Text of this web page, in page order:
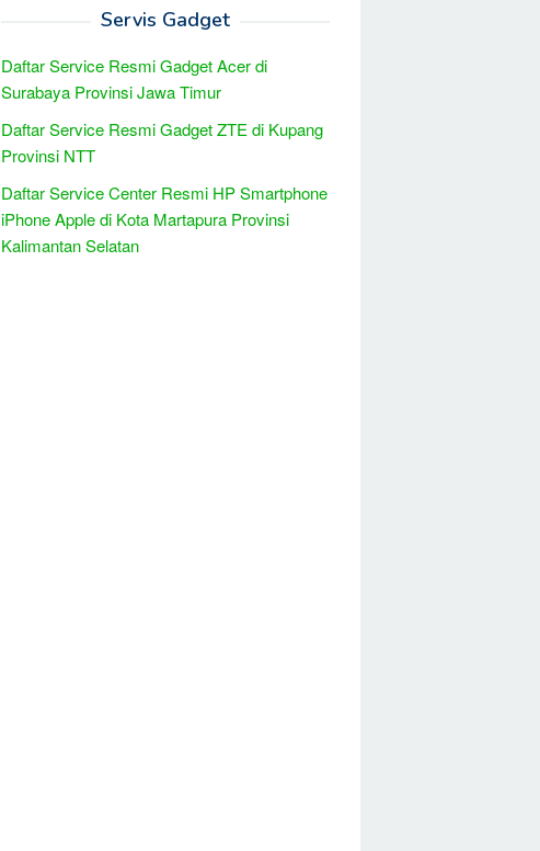
Servis Gadget
Daftar Service Resmi Gadget Acer di
Surabaya Provinsi Jawa Timur
Daftar Service Resmi Gadget ZTE di Kupang
Provinsi NTT
Daftar Service Center Resmi HP Smartphone
iPhone Apple di Kota Martapura Provinsi
Kalimantan Selatan